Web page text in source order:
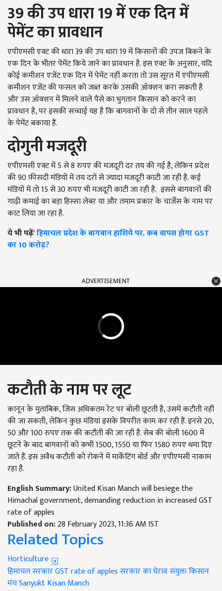
39 की उप धारा 19 में एक दिन में
पेमेंट का प्रावधान
एपीएमसी एक्ट की धारा 39 की उप धारा 19 में किसानों की उपज बिकने के
एक दिन के भीतर पेमेंट किये जाने का प्रावधान है. इस एक्ट के अनुसार, यदि
कोई कमीशन एजेंट एक दिन में पेमेंट नहीं करता तो उस सूरत में एपीएमसी
कमीशन एजेंट की फसल को जब्त करके उसकी ऑक्शन करा सकती है
और उस ऑक्शन में मिलने वाले पैसे का भुगतान किसान को करने का
प्रावधान है, पर इसकी सच्चाई यह है कि बागवानों के दो से तीन साल पहले
के पेमेंट बकाया हैं.
दोगुनी मजदूरी
एपीएमसी एक्ट में 5 से 8 रुपए की मजदूरी दर तय की गई है, लेकिन प्रदेश
की 90 फ़ीसदी मंडियों में तय दरों से ज्यादा मजदूरी काटी जा रही है. कई
मंडियों में तो 15 से 30 रुपए भी मजदूरी काटी जा रही है. इससे बागवानों की
गाढ़ी कमाई का बड़ा हिस्सा लेबर या और तमाम प्रकार के चार्जेस के नाम पर
काट लिया जा रहा है.
ये भी पढ़ेंःहिमाचल प्रदेश के बागवान हाशिये पर, कब वापस होगा GST
का 10 करोड़?
ADVERTISEMENT
कटौती के नाम पर लूट
कानून के मुताबिक, जिस अधिकतम रेट पर बोली छूटती है, उसमें कटौती नहीं
की जा सकती, लेकिन कुछ मंडियां इसके विपरीत काम कर रही हैं. इनसे 20,
50 और 100 रुपए तक की कटौती की जा रही है. सेब की बोली 1600 में
छूटने के बाद बागवानों को कभी 1500, 1550 या फिर 1580 रुपए थमा दिए
जाते हैं. इस अवैध कटौती को रोकने में मार्केटिंग बोर्ड और एपीएमसी नाकाम
रहा है.
English Summary:United Kisan Manch will besiege the
Himachal government, demanding reduction in increased GST
rate of apples
Published on:28 February 2023, 11:36 AM IST
Related Topics
Horticulture
हिमाचल सरकारGST rate of applesसरकार का घेरावसंयुक्त किसान
मंचSanyukt Kisan Manch